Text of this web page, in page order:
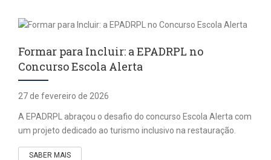
Formar para Incluir: a EPADRPL no
Concurso Escola Alerta
27 de fevereiro de 2026
A EPADRPL abraçou o desafio do concurso Escola Alerta com
um projeto dedicado ao turismo inclusivo na restauração.
SABER MAIS